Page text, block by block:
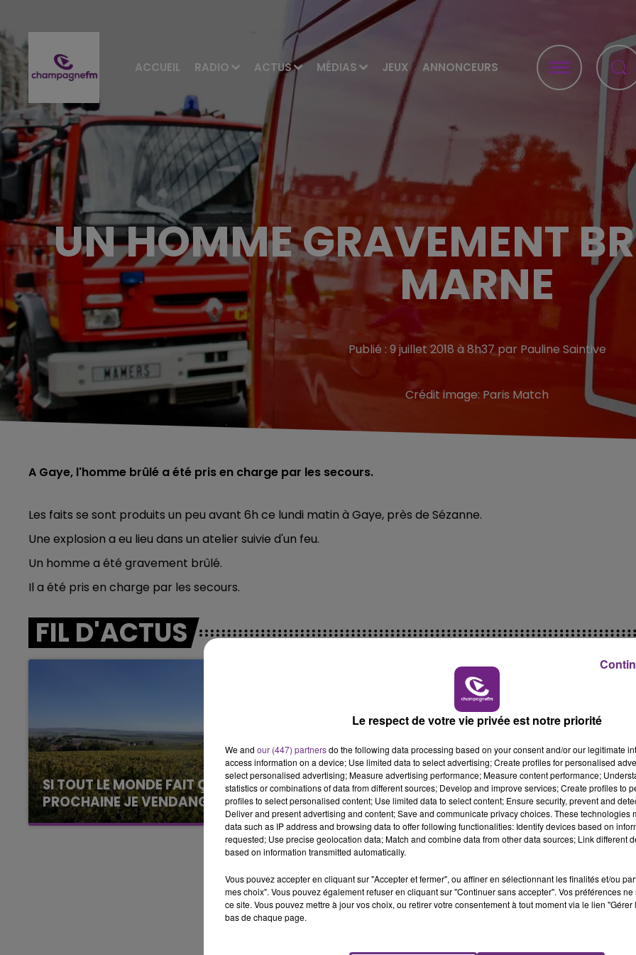
ACCUEIL RADIO ACTUS MÉDIAS JEUX ANNONCEURS
6h00 - 10h00
LA FAMILLE
UN HOMME GRAVEMENT
MARNE
Publié : 9 juillet 2018 à 8h37 par Pauline Saintive
Crédit image: Paris Match
A Gaye, l'homme brûlé a été pris en charge par les secours.
Les faits se sont produits un peu avant 6h ce lundi matin à Gaye, près de Sézanne.
Une explosion a eu lieu dans un atelier suivie d'un feu.
Un homme a été gravement brûlé.
Il a été pris en charge par les secours.
FIL D'ACTUS
SI TOUT LE MONDE FAIT ÇA, MOI L'ANNÉE
PROCHAINE JE VENDANGE EN...
La vendange en Champagne a débuté ce jeudi
6 août dans la commune de Montgueux (Aube).
L'INSPECTION DU TRAVAIL RAPPELLE À
L'ORDRE SUR LES CONDITIONS DE...
Alors que les dates de début des vendange
2026 s'est avéré être plus précoce que prévu,
l'inspection du Travail en profite pour rappeler
Le respect de votre vie privée est notre priorité
We and our (447) partnersdo the following data processing based on your consent and/or our legitimate
access information on a device; Use limited data to select advertising; Create profiles for personalised
select personalised advertising; Measure advertising performance; Measure content performance;
statistics or combinations of data from different sources; Develop and improve services; Create profiles to
profiles to select personalised content; Use limited data to select content; Ensure security, prevent and
Deliver and present advertising and content; Save and communicate privacy choices. These technologies
data such as IP address and browsing data to offer following functionalities: Identify devices based on
requested; Use precise geolocation data; Match and combine data from other data sources; Link different
based on information transmitted automatically.
Vous pouvez accepter en cliquant sur "Accepter et fermer", ou affiner en sélectionnant les finalités et/ou
mes choix". Vous pouvez également refuser en cliquant sur "Continuer sans accepter". Vos préférences
ce site. Vous pouvez mettre à jour vos choix, ou retirer votre consentement à tout moment via le lien
bas de chaque page.